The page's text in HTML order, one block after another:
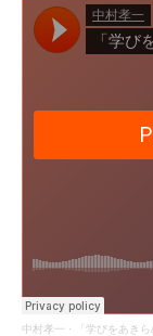
中村孝一 · 「学びをあき